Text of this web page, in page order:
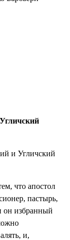
и Угличский
что апостол
пастырь,
он избранный
и,